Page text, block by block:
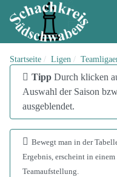
Startseite Ligen
infoTipp Durch klicken
Auswahl der Saison
ausgeblendet.
addinfo
Bewegt man in der
Ergebnis, erscheint in
Teamaufstellung.